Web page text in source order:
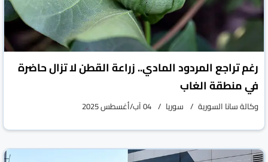
رغم تراجع المردود المادي.. زراعة القطن لا تزال حاضرة
في منطقة الغاب
وكالة سانا السورية سوريا 04 آب/أغسطس 2025